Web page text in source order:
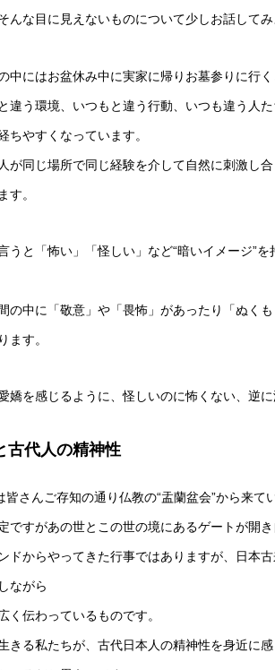
んな目に見えないものについて少しお話してみ
中にはお盆休み中に実家に帰りお墓参りに行く
違う環境、いつもと違う行動、いつも違う人
ちやすくなっています。
が同じ場所で同じ経験を介して自然に刺激し
す。
うと「怖い」「怪しい」など“暗いイメージ”
の中に「敬意」や「畏怖」があったり「ぬく
ます。
嬌を感じるように、怪しいのに怖くない、逆
古代人の精神性
皆さんご存知の通り仏教の“盂蘭盆会”から来て
ですがあの世とこの世の境にあるゲートが開
ドからやってきた行事ではありますが、日本
ながら
く伝わっているものです。
きる私たちが、古代日本人の精神性を身近に